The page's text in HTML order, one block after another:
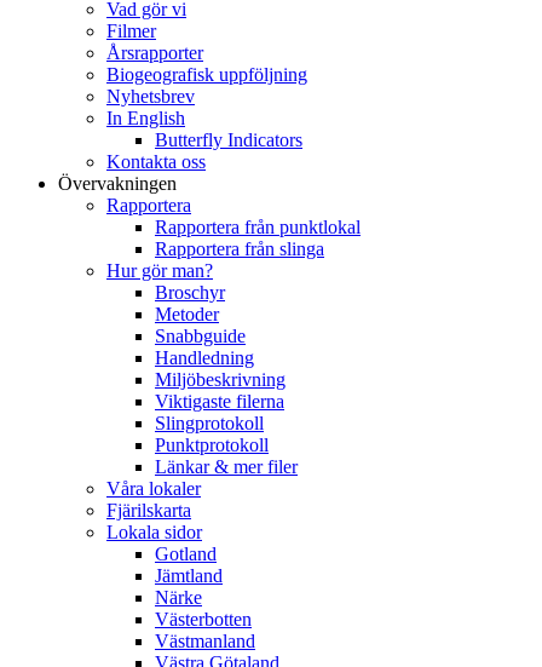
Vad gör vi
Filmer
Årsrapporter
Biogeografisk uppföljning
Nyhetsbrev
In English
Butterfly Indicators
Kontakta oss
Övervakningen
Rapportera
Rapportera från punktlokal
Rapportera från slinga
Hur gör man?
Broschyr
Metoder
Snabbguide
Handledning
Miljöbeskrivning
Viktigaste filerna
Slingprotokoll
Punktprotokoll
Länkar & mer filer
Våra lokaler
Fjärilskarta
Lokala sidor
Gotland
Jämtland
Närke
Västerbotten
Västmanland
Västra Götaland